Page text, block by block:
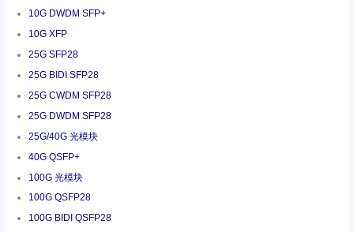
10G DWDM SFP+
10G XFP
25G SFP28
25G BIDI SFP28
25G CWDM SFP28
25G DWDM SFP28
25G/40G 光模块
40G QSFP+
100G 光模块
100G QSFP28
100G BIDI QSFP28